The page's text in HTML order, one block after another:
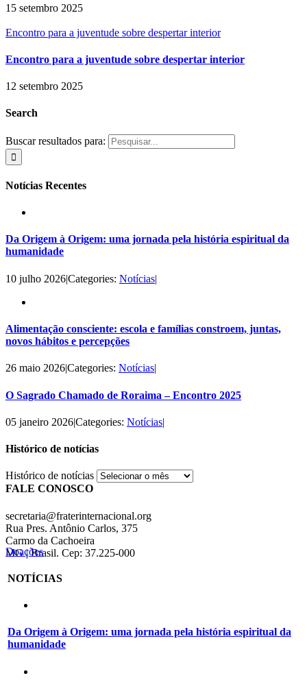
15 setembro 2025
Encontro para a juventude sobre despertar interior
Encontro para a juventude sobre despertar interior
12 setembro 2025
Search
Buscar resultados para:
Notícias Recentes
Da Origem à Origem: uma jornada pela história espiritual da
humanidade
10 julho 2026|Categories: Notícias|
Alimentação consciente: escola e famílias constroem, juntas,
novos hábitos e percepções
26 maio 2026|Categories: Notícias|
O Sagrado Chamado de Roraima – Encontro 2025
05 janeiro 2026|Categories: Notícias|
Histórico de notícias
Histórico de notícias
FALE CONOSCO
secretaria@fraterinternacional.org
Rua Pres. Antônio Carlos, 375
Carmo da Cachoeira
MG | Brasil. Cep: 37.225-000
Doações
NOTÍCIAS
Da Origem à Origem: uma jornada pela história espiritual da
humanidade